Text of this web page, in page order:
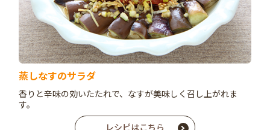
蒸しなすのサラダ
香りと辛味の効いたたれで、なすが美味しく召し上がれま
す。
レシピはこちら